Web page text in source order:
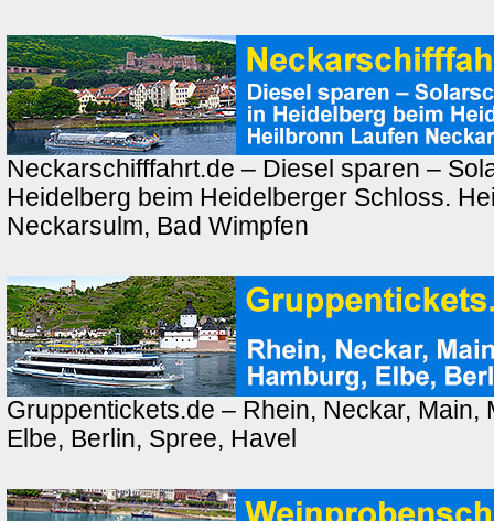
Neckarschifffahrt.de – Diesel sparen –
Heidelberg beim Heidelberger Schloss.
Neckarsulm, Bad Wimpfen
Gruppentickets.de – Rhein, Neckar, Main,
Elbe, Berlin, Spree, Havel